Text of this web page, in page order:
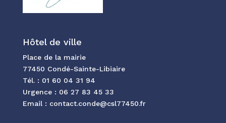
Hôtel de ville
Place de la mairie
77450 Condé-Sainte-Libiaire
Tél. : 01 60 04 31 94
Urgence : 06 27 83 45 33
Email : contact.conde@csl77450.fr